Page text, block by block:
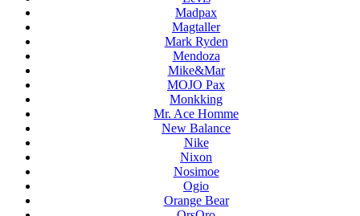
Madpax
Magtaller
Mark Ryden
Mendoza
Mike&Mar
MOJO Pax
Monkking
Mr. Ace Homme
New Balance
Nike
Nixon
Nosimoe
Ogio
Orange Bear